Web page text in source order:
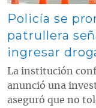
Policía se
patrullera
ingresar
La institución
anunció una
aseguró que no